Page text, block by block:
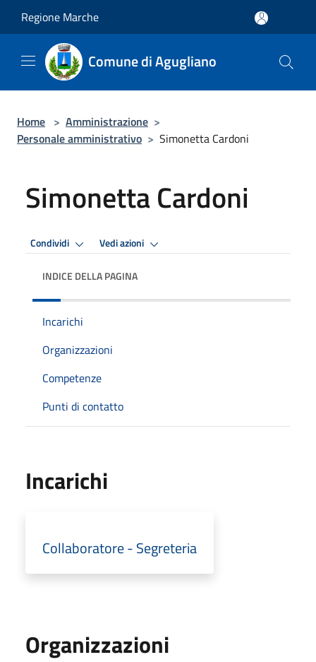
Regione Marche
Comune di Agugliano
Home > Amministrazione >
Personale amministrativo > Simonetta Cardoni
Simonetta Cardoni
Condividi Vedi azioni
INDICE DELLA PAGINA
Incarichi
Organizzazioni
Competenze
Punti di contatto
Incarichi
Collaboratore - Segreteria
Organizzazioni